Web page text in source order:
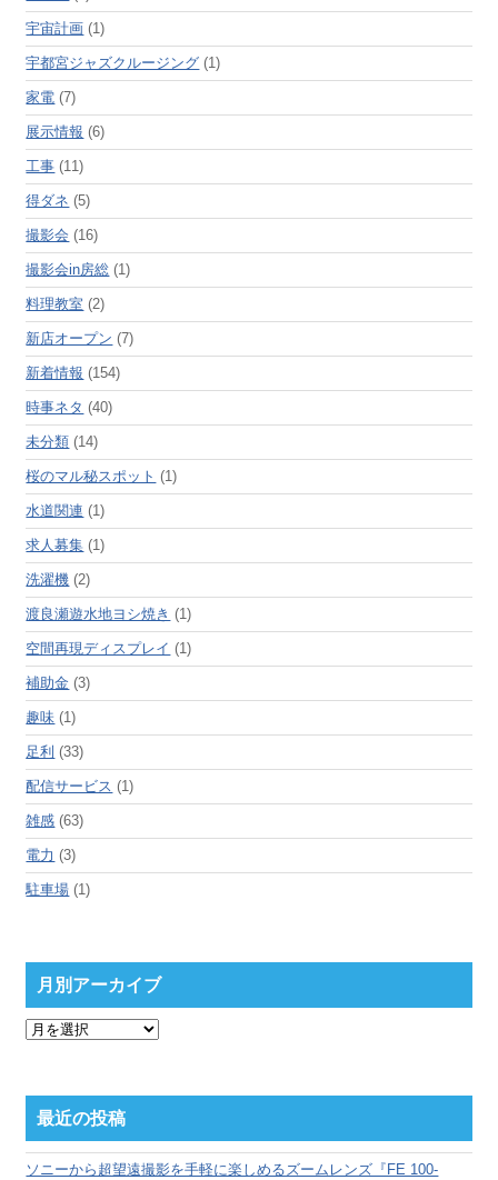
宇宙計画 (1)
宇都宮ジャズクルージング (1)
家電 (7)
展示情報 (6)
工事 (11)
得ダネ (5)
撮影会 (16)
撮影会in房総 (1)
料理教室 (2)
新店オープン (7)
新着情報 (154)
時事ネタ (40)
未分類 (14)
桜のマル秘スポット (1)
水道関連 (1)
求人募集 (1)
洗濯機 (2)
渡良瀬遊水地ヨシ焼き (1)
空間再現ディスプレイ (1)
補助金 (3)
趣味 (1)
足利 (33)
配信サービス (1)
雑感 (63)
電力 (3)
駐車場 (1)
月別アーカイブ
月
ー
カ
ブ
最近の投稿
ソニーから超望遠撮影を手軽に楽しめるズームレンズ『FE 100-